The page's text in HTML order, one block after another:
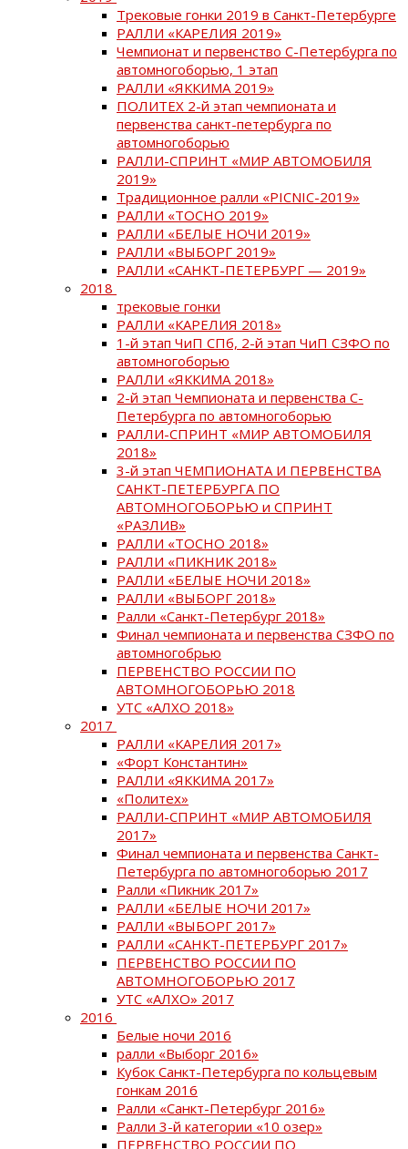
Трековые гонки 2019 в Санкт-Петербурге
РАЛЛИ «КАРЕЛИЯ 2019»
Чемпионат и первенство С-Петербурга по
автомногоборью, 1 этап
РАЛЛИ «ЯККИМА 2019»
ПОЛИТЕХ 2-й этап чемпионата и
первенства санкт-петербурга по
автомногоборью
РАЛЛИ-СПРИНТ «МИР АВТОМОБИЛЯ
2019»
Традиционное ралли «PICNIC-2019»
РАЛЛИ «ТОСНО 2019»
РАЛЛИ «БЕЛЫЕ НОЧИ 2019»
РАЛЛИ «ВЫБОРГ 2019»
РАЛЛИ «САНКТ-ПЕТЕРБУРГ — 2019»
2018
трековые гонки
РАЛЛИ «КАРЕЛИЯ 2018»
1-й этап ЧиП СПб, 2-й этап ЧиП СЗФО по
автомногоборью
РАЛЛИ «ЯККИМА 2018»
2-й этап Чемпионата и первенства С-
Петербурга по автомногоборью
РАЛЛИ-СПРИНТ «МИР АВТОМОБИЛЯ
2018»
3-й этап ЧЕМПИОНАТА И ПЕРВЕНСТВА
САНКТ-ПЕТЕРБУРГА ПО
АВТОМНОГОБОРЬЮ и СПРИНТ
«РАЗЛИВ»
РАЛЛИ «ТОСНО 2018»
РАЛЛИ «ПИКНИК 2018»
РАЛЛИ «БЕЛЫЕ НОЧИ 2018»
РАЛЛИ «ВЫБОРГ 2018»
Ралли «Санкт-Петербург 2018»
Финал чемпионата и первенства СЗФО по
автомногобрью
ПЕРВЕНСТВО РОССИИ ПО
АВТОМНОГОБОРЬЮ 2018
УТС «АЛХО 2018»
2017
РАЛЛИ «КАРЕЛИЯ 2017»
«Форт Константин»
РАЛЛИ «ЯККИМА 2017»
«Политех»
РАЛЛИ-СПРИНТ «МИР АВТОМОБИЛЯ
2017»
Финал чемпионата и первенства Санкт-
Петербурга по автомногоборью 2017
Ралли «Пикник 2017»
РАЛЛИ «БЕЛЫЕ НОЧИ 2017»
РАЛЛИ «ВЫБОРГ 2017»
РАЛЛИ «САНКТ-ПЕТЕРБУРГ 2017»
ПЕРВЕНСТВО РОССИИ ПО
АВТОМНОГОБОРЬЮ 2017
УТС «АЛХО» 2017
2016
Белые ночи 2016
ралли «Выборг 2016»
Кубок Санкт-Петербурга по кольцевым
гонкам 2016
Ралли «Санкт-Петербург 2016»
Ралли 3-й категории «10 озер»
ПЕРВЕНСТВО РОССИИ ПО